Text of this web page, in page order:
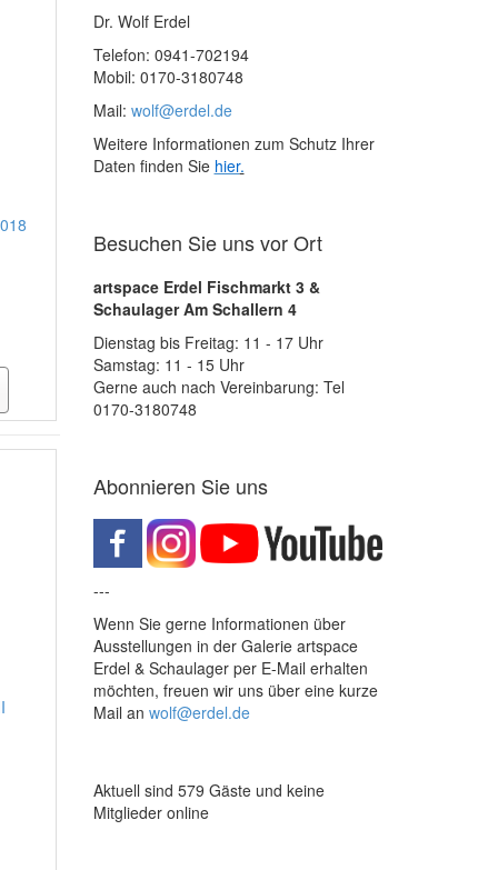
Dr. Wolf Erdel
Telefon: 0941-702194
Mobil: 0170-3180748
Mail: wolf@erdel.de
Weitere Informationen zum Schutz Ihrer
Daten finden Sie hier.
Besuchen Sie uns vor Ort
artspace Erdel Fischmarkt 3 &
Schaulager Am Schallern 4
Dienstag bis Freitag: 11 - 17 Uhr
Samstag: 11 - 15 Uhr
Gerne auch nach Vereinbarung: Tel
0170-3180748
Abonnieren Sie uns
---
Wenn Sie gerne Informationen über
Ausstellungen in der Galerie artspace
Erdel & Schaulager per E-Mail erhalten
möchten, freuen wir uns über eine kurze
Mail an wolf@erdel.de
Aktuell sind 579 Gäste und keine
Mitglieder online